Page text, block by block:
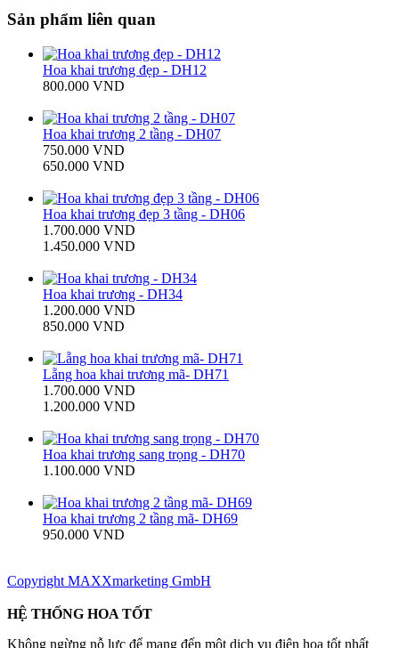
Sản phẩm liên quan
Hoa khai trương đẹp - DH12
800.000 VND
Hoa khai trương 2 tầng - DH07
750.000 VND
650.000 VND
Hoa khai trương đẹp 3 tầng - DH06
1.700.000 VND
1.450.000 VND
Hoa khai trương - DH34
1.200.000 VND
850.000 VND
Lẵng hoa khai trương mã- DH71
1.700.000 VND
1.200.000 VND
Hoa khai trương sang trọng - DH70
1.100.000 VND
Hoa khai trương 2 tầng mã- DH69
950.000 VND
Copyright MAXXmarketing GmbH
HỆ THỐNG HOA TỐT
Không ngừng nỗ lực để mang đến một dịch vụ điện hoa tốt nhất